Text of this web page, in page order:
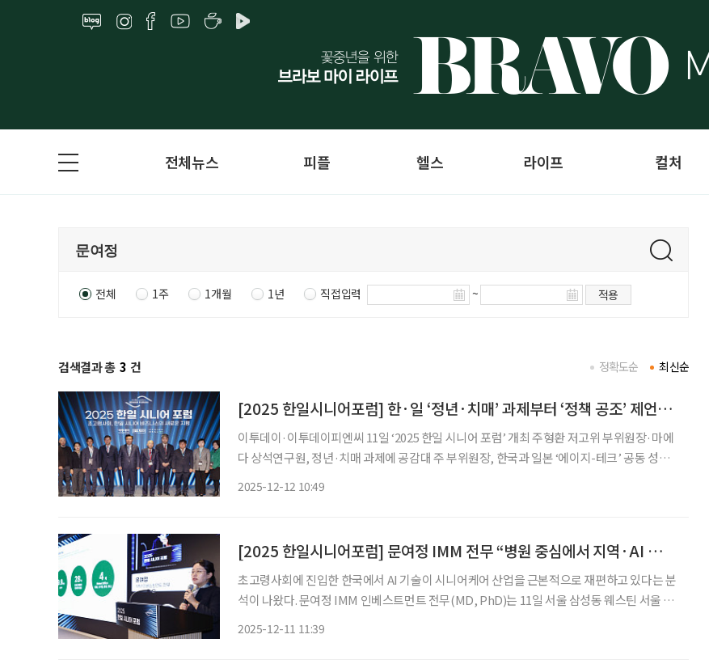
전체뉴스 피플 헬스 라이프 컬처
전체 1주 1개월 1년 직접입력 ~ 적용
검색결과 총 3 건 최신순
정확도순
[2025 한일시니어포럼] 한·일 ‘정년·치매’ 과제부터 ‘정책 공조’ 제언까지 해법 논의
이투데이·이투데이피엔씨 11일 ‘2025 한일 시니어 포럼’ 개최 주형환 저고위 부위원장·마에
다 상석연구원, 정년·치매 과제에 공감대 주 부위원장, 한국과 일본 ‘에이지-테크’ 공동 성장
2025-12-12 10:49
[2025 한일시니어포럼] 문여정 IMM 전무 “병원 중심에서 지역·AI 기반 돌봄으로…시니어케어 대전환”
초고령사회에 진입한 한국에서 AI 기술이 시니어케어 산업을 근본적으로 재편하고 있다는 분
석이 나왔다. 문여정 IMM 인베스트먼트 전무(MD, PhD)는 11일 서울 삼성동 웨스틴 서울 파
2025-12-11 11:39